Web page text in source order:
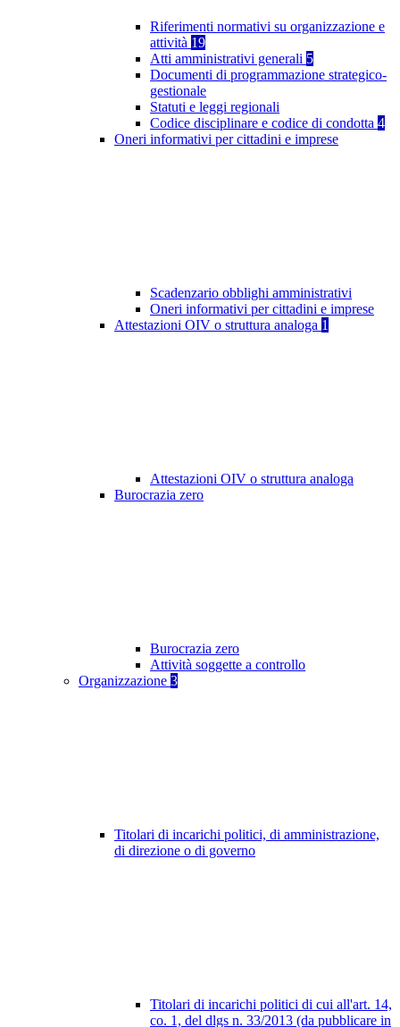
Riferimenti normativi su organizzazione e
attività 19
Atti amministrativi generali 5
Documenti di programmazione strategico-
gestionale
Statuti e leggi regionali
Codice disciplinare e codice di condotta 4
Oneri informativi per cittadini e imprese
Scadenzario obblighi amministrativi
Oneri informativi per cittadini e imprese
Attestazioni OIV o struttura analoga 1
Attestazioni OIV o struttura analoga
Burocrazia zero
Burocrazia zero
Attività soggette a controllo
Organizzazione 3
Titolari di incarichi politici, di amministrazione,
di direzione o di governo
Titolari di incarichi politici di cui all'art. 14,
co. 1, del dlgs n. 33/2013 (da pubblicare in